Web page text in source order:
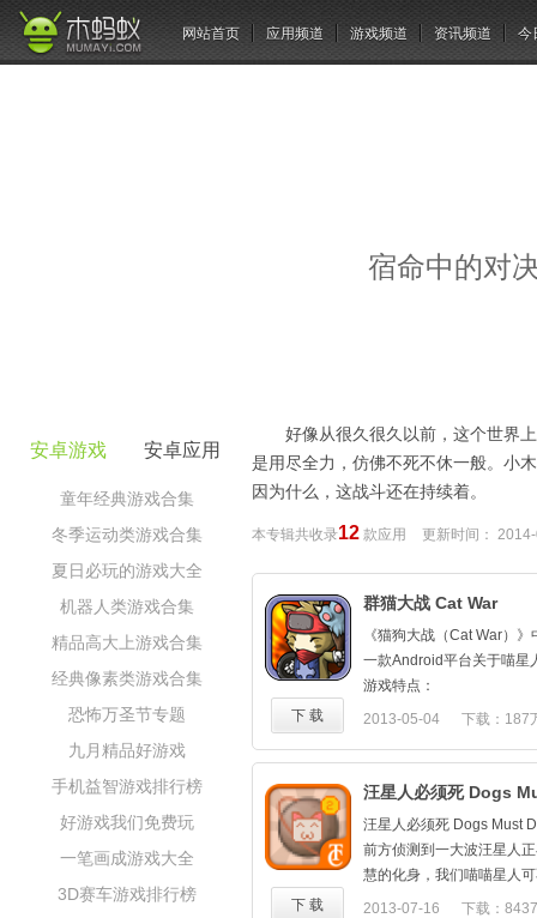
网站首页 应用频道 游戏频道 资讯频道 今
宿命中的对
安卓游戏 安卓应用
童年经典游戏合集
冬季运动类游戏合集
夏日必玩的游戏大全
机器人类游戏合集
精品高大上游戏合集
经典像素类游戏合集
恐怖万圣节专题
九月精品好游戏
手机益智游戏排行榜
好游戏我们免费玩
一笔画成游戏大全
3D赛车游戏排行榜
好像从很久很久以前，这个世界
是用尽全力，仿佛不死不休一般。小
因为什么，这战斗还在持续着。
本专辑共收录12 款应用 更新时间：
群猫大战 Cat War
《猫狗大战（Cat War）
一款Android平台关于喵星
游戏特点：
很容易（教程及训练），
各单元组合，主人公技能
可爱和搞笑的人物
2013-05-04 下载：187
下 载
汪星人必须死 Dogs
汪星人必须死 Dogs Must
前方侦测到一大波汪星人
慧的化身，我们喵喵星人
要控制手中的喵星人，不
2013-07-16 下载：
下 载